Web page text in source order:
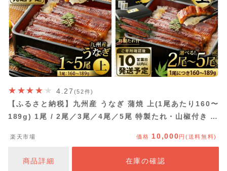
4.27 (52件)
【ふるさと納税】九州産 うなぎ 蒲焼 上(1尾あたり160〜
189g) 1尾 / 2尾／3尾／4尾／5尾 特製たれ・山椒付き 鰻
崎、熊本等産うなぎ原料使用
楽天市場 価格 10,000円(送料無料)
商品詳細 在庫の確認